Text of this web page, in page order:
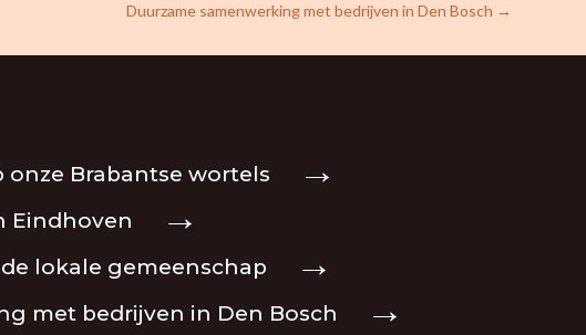
Duurzame samenwerking met bedrijven in Den Bosch →
Brabantse wortels
Eindhoven
lokale gemeenschap
met bedrijven in Den Bosch